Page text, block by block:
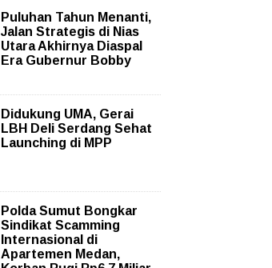
Puluhan Tahun Menanti,
Jalan Strategis di Nias
Utara Akhirnya Diaspal
Era Gubernur Bobby
Didukung UMA, Gerai
LBH Deli Serdang Sehat
Launching di MPP
Polda Sumut Bongkar
Sindikat Scamming
Internasional di
Apartemen Medan,